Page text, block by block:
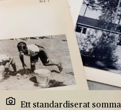
Ett standardiserat